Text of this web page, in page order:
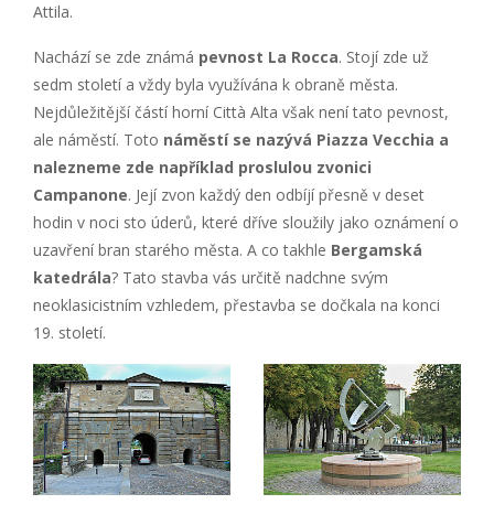
Attila.
Nachází se zde známá pevnost La Rocca. Stojí zde už
sedm století a vždy byla využívána k obraně města.
Nejdůležitější částí horní Città Alta však není tato pevnost,
ale náměstí. Toto náměstí se nazývá Piazza Vecchia a
nalezneme zde například proslulou zvonici
Campanone. Její zvon každý den odbíjí přesně v deset
hodin v noci sto úderů, které dříve sloužily jako oznámení o
uzavření bran starého města. A co takhle Bergamská
katedrála? Tato stavba vás určitě nadchne svým
neoklasicistním vzhledem, přestavba se dočkala na konci
19. století.